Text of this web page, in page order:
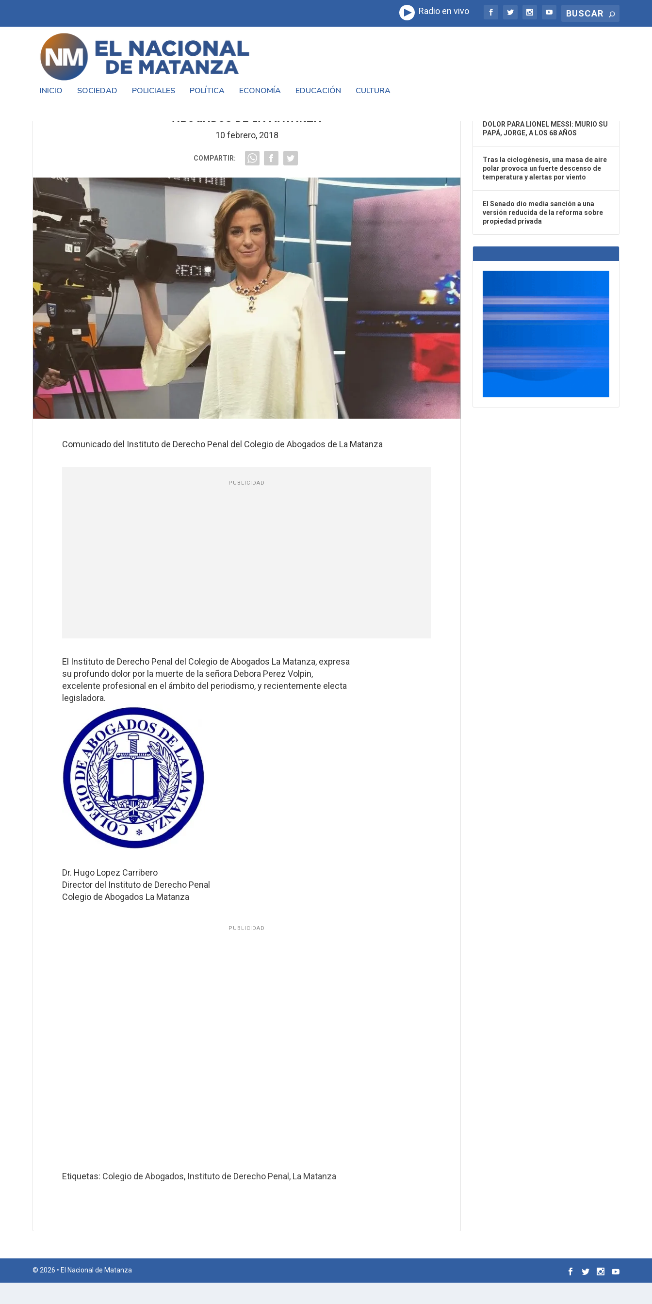
Radio en vivo
INICIO SOCIEDAD POLICIALES POLÍTICA ECONOMÍA EDUCACIÓN CULTURA
ABOGADOS DE LA MATANZA
10 febrero, 2018
COMPARTIR:
Comunicado del Instituto de Derecho Penal del Colegio de Abogados de La Matanza
PUBLICIDAD
El Instituto de Derecho Penal del Colegio de Abogados La Matanza, expresa
su profundo dolor por la muerte de la señora Debora Perez Volpin,
excelente profesional en el ámbito del periodismo, y recientemente electa
legisladora.
Dr. Hugo Lopez Carribero
Director del Instituto de Derecho Penal
Colegio de Abogados La Matanza
PUBLICIDAD
Etiquetas: Colegio de Abogados, Instituto de Derecho Penal , La Matanza
DOLOR PARA LIONEL MESSI: MURIÓ SU
PAPÁ, JORGE, A LOS 68 AÑOS
Tras la ciclogénesis, una masa de aire
polar provoca un fuerte descenso de
temperatura y alertas por viento
El Senado dio media sanción a una
versión reducida de la reforma sobre
propiedad privada
© 2026 • El Nacional de Matanza